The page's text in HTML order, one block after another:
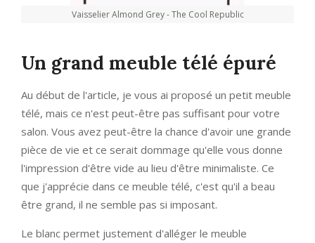
Vaisselier Almond Grey - The Cool Republic
Un grand meuble télé épuré
Au début de l'article, je vous ai proposé un petit meuble
télé, mais ce n'est peut-être pas suffisant pour votre
salon. Vous avez peut-être la chance d'avoir une grande
pièce de vie et ce serait dommage qu'elle vous donne
l'impression d'être vide au lieu d'être minimaliste. Ce
que j'apprécie dans ce meuble télé, c'est qu'il a beau
être grand, il ne semble pas si imposant.
Le blanc permet justement d'alléger le meuble